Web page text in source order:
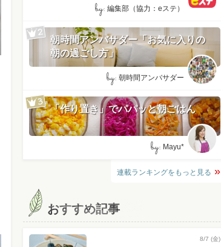
by: 編集部（協力：eステ）
朝時間アンバサダー「お気に入りの
朝の過ごし方」
by: 朝時間アンバサダー
「作り置き」でパパッと朝ごはん
by: Mayu*
連載ランキングをもっと見る
おすすめ記事
8/7 (金)